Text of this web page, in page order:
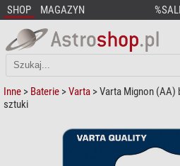
SHOP MAGAZYN
Inne > Baterie >Varta > Varta Mignon
sztuki